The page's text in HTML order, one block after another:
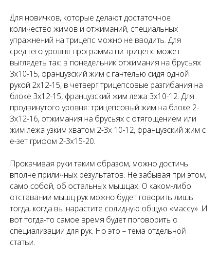
Для новичков, которые делают достаточное
количество жимов и отжиманий, специальных
упражнений на трицепс можно не вводить. Для
среднего уровня программа ни трицепс может
выглядеть так: в понедельник отжимания на брусьях
3х10-15, французский жим с гантелью сидя одной
рукой 2х12-15; в четверг трицепсовые разгибания на
блоке 3х12-15, французский жим лежа 3х10-12. Для
продвинутого уровня: трицепсовый жим на блоке 2-
3х12-16, отжимания на брусьях с отягощением или
жим лежа узким хватом 2-3х 10-12, французский жим с
е-зет грифом 2-3х15-20.
Прокачивая руки таким образом, можно достичь
вполне приличных результатов. Не забывая при этом,
само собой, об остальных мышцах. О каком-либо
отставании мышц рук можно будет говорить лишь
тогда, когда вы нарастите солидную общую «массу». И
вот тогда-то самое время будет поговорить о
специализации для рук. Но это – тема отдельной
статьи.